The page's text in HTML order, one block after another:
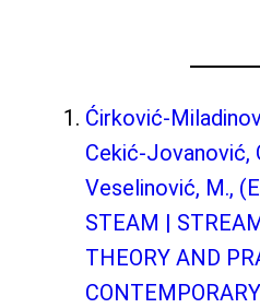
Ćirković-
Cekić-Jovanović,
Veselinović, M.,
STEAM |
THEORY AND